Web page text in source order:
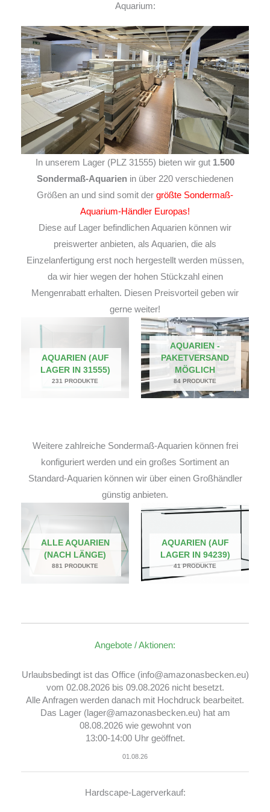
Aquarium:
In unserem Lager (PLZ 31555) bieten wir gut 1.500
Sondermaß-Aquarien in über 220 verschiedenen
Größen an und sind somit der größte Sondermaß-
Aquarium-Händler Europas!
Diese auf Lager befindlichen Aquarien können wir
preiswerter anbieten, als Aquarien, die als
Einzelanfertigung erst noch hergestellt werden müssen,
da wir hier wegen der hohen Stückzahl einen
Mengenrabatt erhalten. Diesen Preisvorteil geben wir
gerne weiter!
AQUARIEN (AUF
LAGER IN 31555)
231 PRODUKTE
AQUARIEN -
PAKETVERSAND
MÖGLICH
84 PRODUKTE
Weitere zahlreiche Sondermaß-Aquarien können frei
konfiguriert werden und ein großes Sortiment an
Standard-Aquarien können wir über einen Großhändler
günstig anbieten.
ALLE AQUARIEN
(NACH LÄNGE)
881 PRODUKTE
AQUARIEN (AUF
LAGER IN 94239)
41 PRODUKTE
Angebote / Aktionen:
Urlaubsbedingt ist das Office (info@amazonasbecken.eu)
vom 02.08.2026 bis 09.08.2026 nicht besetzt.
Alle Anfragen werden danach mit Hochdruck bearbeitet.
Das Lager (lager@amazonasbecken.eu) hat am
08.08.2026 wie gewohnt von
13:00-14:00 Uhr geöffnet.
01.08.26
Hardscape-Lagerverkauf: